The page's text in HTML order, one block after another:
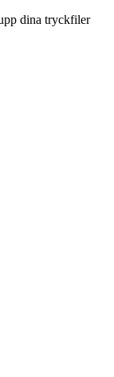
dina tryckfiler